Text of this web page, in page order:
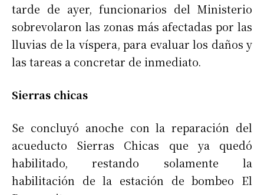
tarde de ayer, funcionarios del Ministerio
sobrevolaron las zonas más afectadas por las
lluvias de la víspera, para evaluar los daños y
las tareas a concretar de inmediato.
Sierras chicas
Se concluyó anoche con la reparación del
acueducto Sierras Chicas que ya quedó
habilitado, restando solamente la
habilitación de la estación de bombeo El